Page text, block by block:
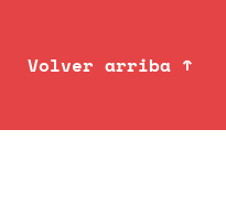
Volver arriba ↑